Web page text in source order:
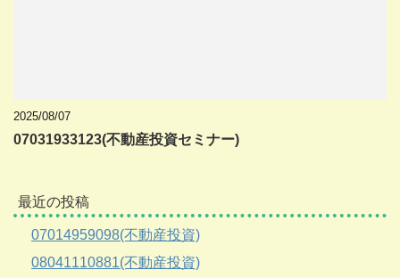
2025/08/07
07031933123(不動産投資セミナー)
最近の投稿
07014959098(不動産投資)
08041110881(不動産投資)